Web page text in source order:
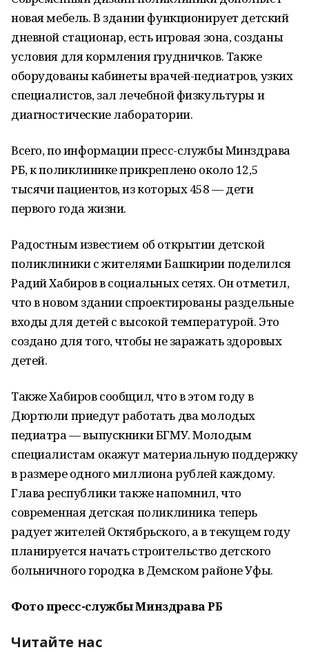
новая мебель. В здании функционирует детский
дневной стационар, есть игровая зона, созданы
условия для кормления грудничков. Также
оборудованы кабинеты врачей-педиатров, узких
специалистов, зал лечебной физкультуры и
диагностические лаборатории.
Всего, по информации пресс-службы Минздрава
РБ, к поликлинике прикреплено около 12,5
тысячи пациентов, из которых 458 — дети
первого года жизни.
Радостным известием об открытии детской
поликлиники с жителями Башкирии поделился
Радий Хабиров в социальных сетях. Он отметил,
что в новом здании спроектированы раздельные
входы для детей с высокой температурой. Это
создано для того, чтобы не заражать здоровых
детей.
Также Хабиров сообщил, что в этом году в
Дюртюли приедут работать два молодых
педиатра — выпускники БГМУ. Молодым
специалистам окажут материальную поддержку
в размере одного миллиона рублей каждому.
Глава республики также напомнил, что
современная детская поликлиника теперь
радует жителей Октябрьского, а в текущем году
планируется начать строительство детского
больничного городка в Демском районе Уфы.
Фото пресс-службы Минздрава РБ
Читайте нас